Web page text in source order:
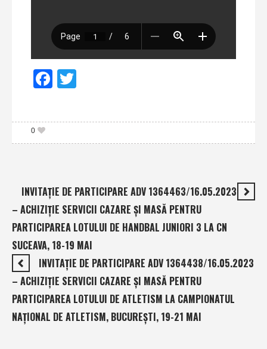
Facebook
0
INVITAŢIE DE PARTICIPARE ADV 1364463/16.05.2023
– ACHIZIŢIE SERVICII CAZARE ŞI MASĂ PENTRU
PARTICIPAREA LOTULUI DE HANDBAL JUNIORI 3 LA CN
SUCEAVA, 18-19 MAI
INVITAŢIE DE PARTICIPARE ADV 1364438/16.05.2023
– ACHIZIŢIE SERVICII CAZARE ŞI MASĂ PENTRU
PARTICIPAREA LOTULUI DE ATLETISM LA CAMPIONATUL
NAŢIONAL DE ATLETISM, BUCUREŞTI, 19-21 MAI